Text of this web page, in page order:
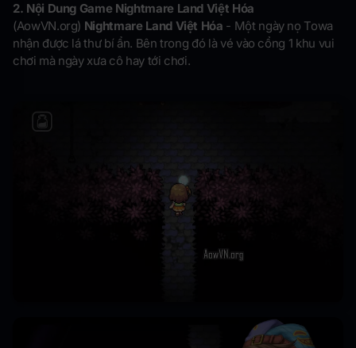
2. Nội Dung Game Nightmare Land Việt Hóa
(AowVN.org) Nightmare Land Việt Hóa - Một ngày nọ Towa
nhận được lá thư bí ẩn. Bên trong đó là vé vào cổng 1 khu vui
chơi mà ngày xưa cô hay tới chơi.